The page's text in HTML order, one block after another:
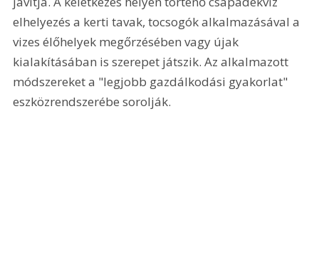
elhelyezés a kerti tavak, tocsogók alkalmazásával a
vizes élőhelyek megőrzésében vagy újak
kialakításában is szerepet játszik. Az alkalmazott
módszereket a "legjobb gazdálkodási gyakorlat"
eszközrendszerébe sorolják.